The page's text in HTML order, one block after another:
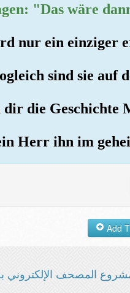
"Das wäre
nur ein einziger
sind sie auf
dir die Geschichte
Herr ihn im
المصحف الإلكتروني